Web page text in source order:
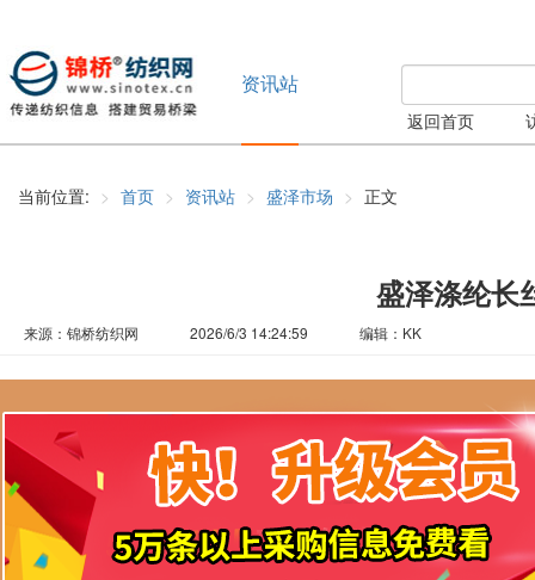
资讯站
返回首页
当前位置: 首页 资讯站 盛泽市场 正文
盛泽涤纶长
来源：锦桥纺织网 2026/6/3 14:24:59 编辑：KK